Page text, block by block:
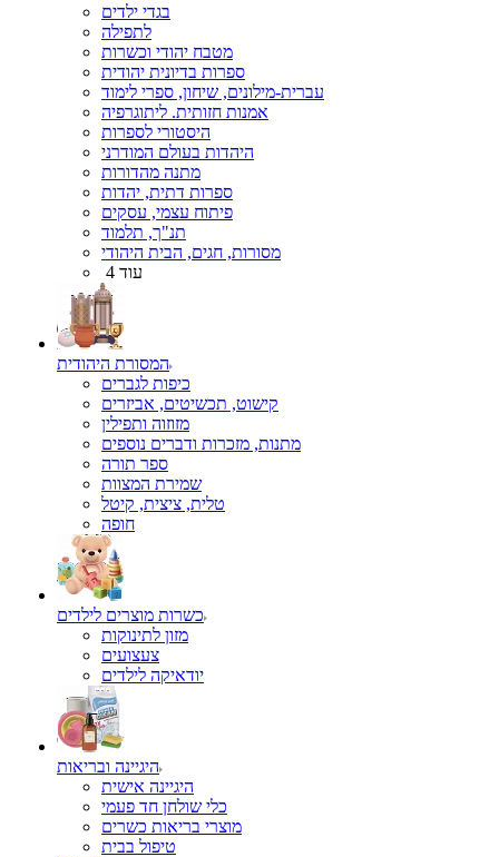
בגדי ילדים
לתפילה
מטבח יהודי וכשרות
ספרות בדיונית יהודית
עברית-מילונים, שיחון, ספרי לימוד
אמנות חזותית. ליתוגרפיה
היסטורי לספרות
היהדות בעולם המודרני
מתנה מהדורות
ספרות דתית, יהדות
פיתוח עצמי, עסקים
תנ"ך, תלמוד
מסורות, חגים, הבית היהודי
עוד 4
המסורת היהודית
כיפות לגברים
קישוט, תכשיטים, אביזרים
מזוזוה ותפילין
מתנות, מזכרות ודברים נוספים
ספר תורה
שמירת המצוות
טלית, ציצית, קיטל
כשרות מוצרים לילדים
מזון לתינוקות
צעצועים
יודאיקה לילדים
היגיינה ובריאות
היגיינה אישית
כלי שולחן חד פעמי
מוצרי בריאות כשרים
טיפול בבית